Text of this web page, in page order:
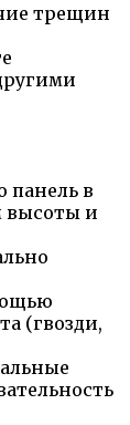
трещин
панель в
высоты и
(гвозди,